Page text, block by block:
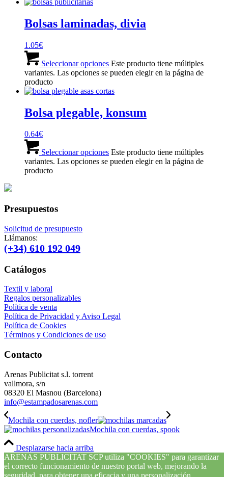
Bolsas laminadas, divia
1.05€
Seleccionar opciones Este producto tiene múltiples
variantes. Las opciones se pueden elegir en la página de
producto
Bolsa plegable, konsum
0.64€
Seleccionar opciones Este producto tiene múltiples
variantes. Las opciones se pueden elegir en la página de
producto
Presupuestos
Solicitud de presupuesto
Llámanos:
(+34) 610 192 049
Catálogos
Textil y laboral
Regalos personalizables
Política de venta
Política de Privacidad y Aviso Legal
Política de Cookies
Términos y Condiciones de uso
Contacto
Arenas Publicitat s.l. torrent
vallmora, s/n
08320 El Masnou (Barcelona)
info@estampadosarenas.com
Mochila con cuerdas, nofler
Mochila con cuerdas, spook
Desplazarse hacia arriba
ARENAS PUBLICITAT SCP utiliza "COOKIES" para garantizar
el correcto funcionamiento de nuestro portal web, mejorando la
seguridad, para obtener una eficacia y una personalización